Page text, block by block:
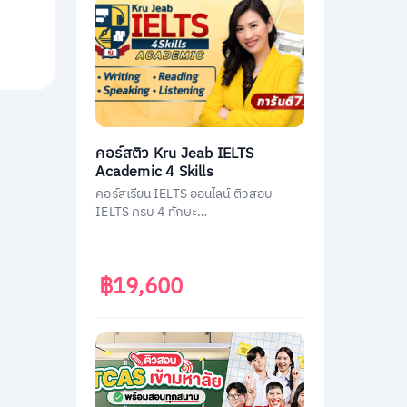
คอร์สติว Kru Jeab IELTS
Academic 4 Skills
คอร์สเรียน IELTS ออนไลน์ ติวสอบ
IELTS ครบ 4 ทักษะ
฿19,600